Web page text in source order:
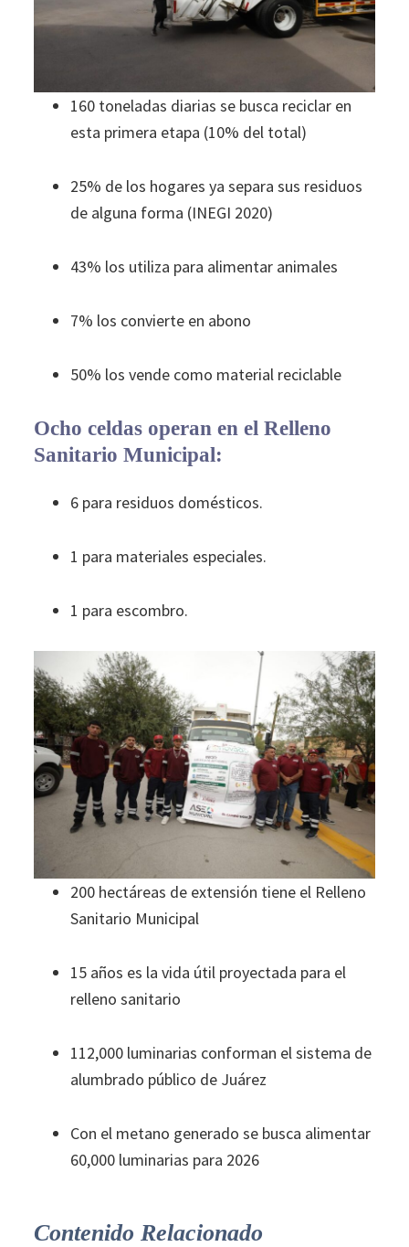
160 toneladas diarias se busca reciclar en
esta primera etapa (10% del total)
25% de los hogares ya separa sus residuos
de alguna forma (INEGI 2020)
43% los utiliza para alimentar animales
7% los convierte en abono
50% los vende como material reciclable
Ocho celdas operan en el Relleno
Sanitario Municipal:
6 para residuos domésticos.
1 para materiales especiales.
1 para escombro.
200 hectáreas de extensión tiene el Relleno
Sanitario Municipal
15 años es la vida útil proyectada para el
relleno sanitario
112,000 luminarias conforman el sistema de
alumbrado público de Juárez
Con el metano generado se busca alimentar
60,000 luminarias para 2026
Contenido Relacionado